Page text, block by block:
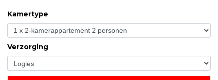
Kamertype
Verzorging